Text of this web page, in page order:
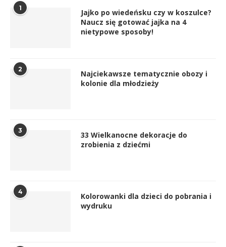
1
Jajko po wiedeńsku czy w koszulce?
Naucz się gotować jajka na 4
nietypowe sposoby!
2
Najciekawsze tematycznie obozy i
kolonie dla młodzieży
3
33 Wielkanocne dekoracje do
zrobienia z dziećmi
4
Kolorowanki dla dzieci do pobrania i
wydruku